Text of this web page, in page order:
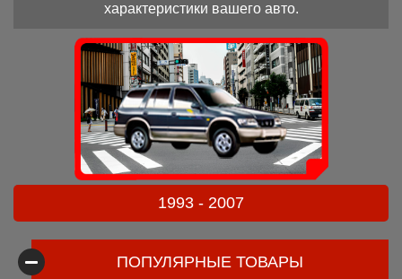
характеристики вашего авто.
1993 - 2007
ПОПУЛЯРНЫЕ ТОВАРЫ